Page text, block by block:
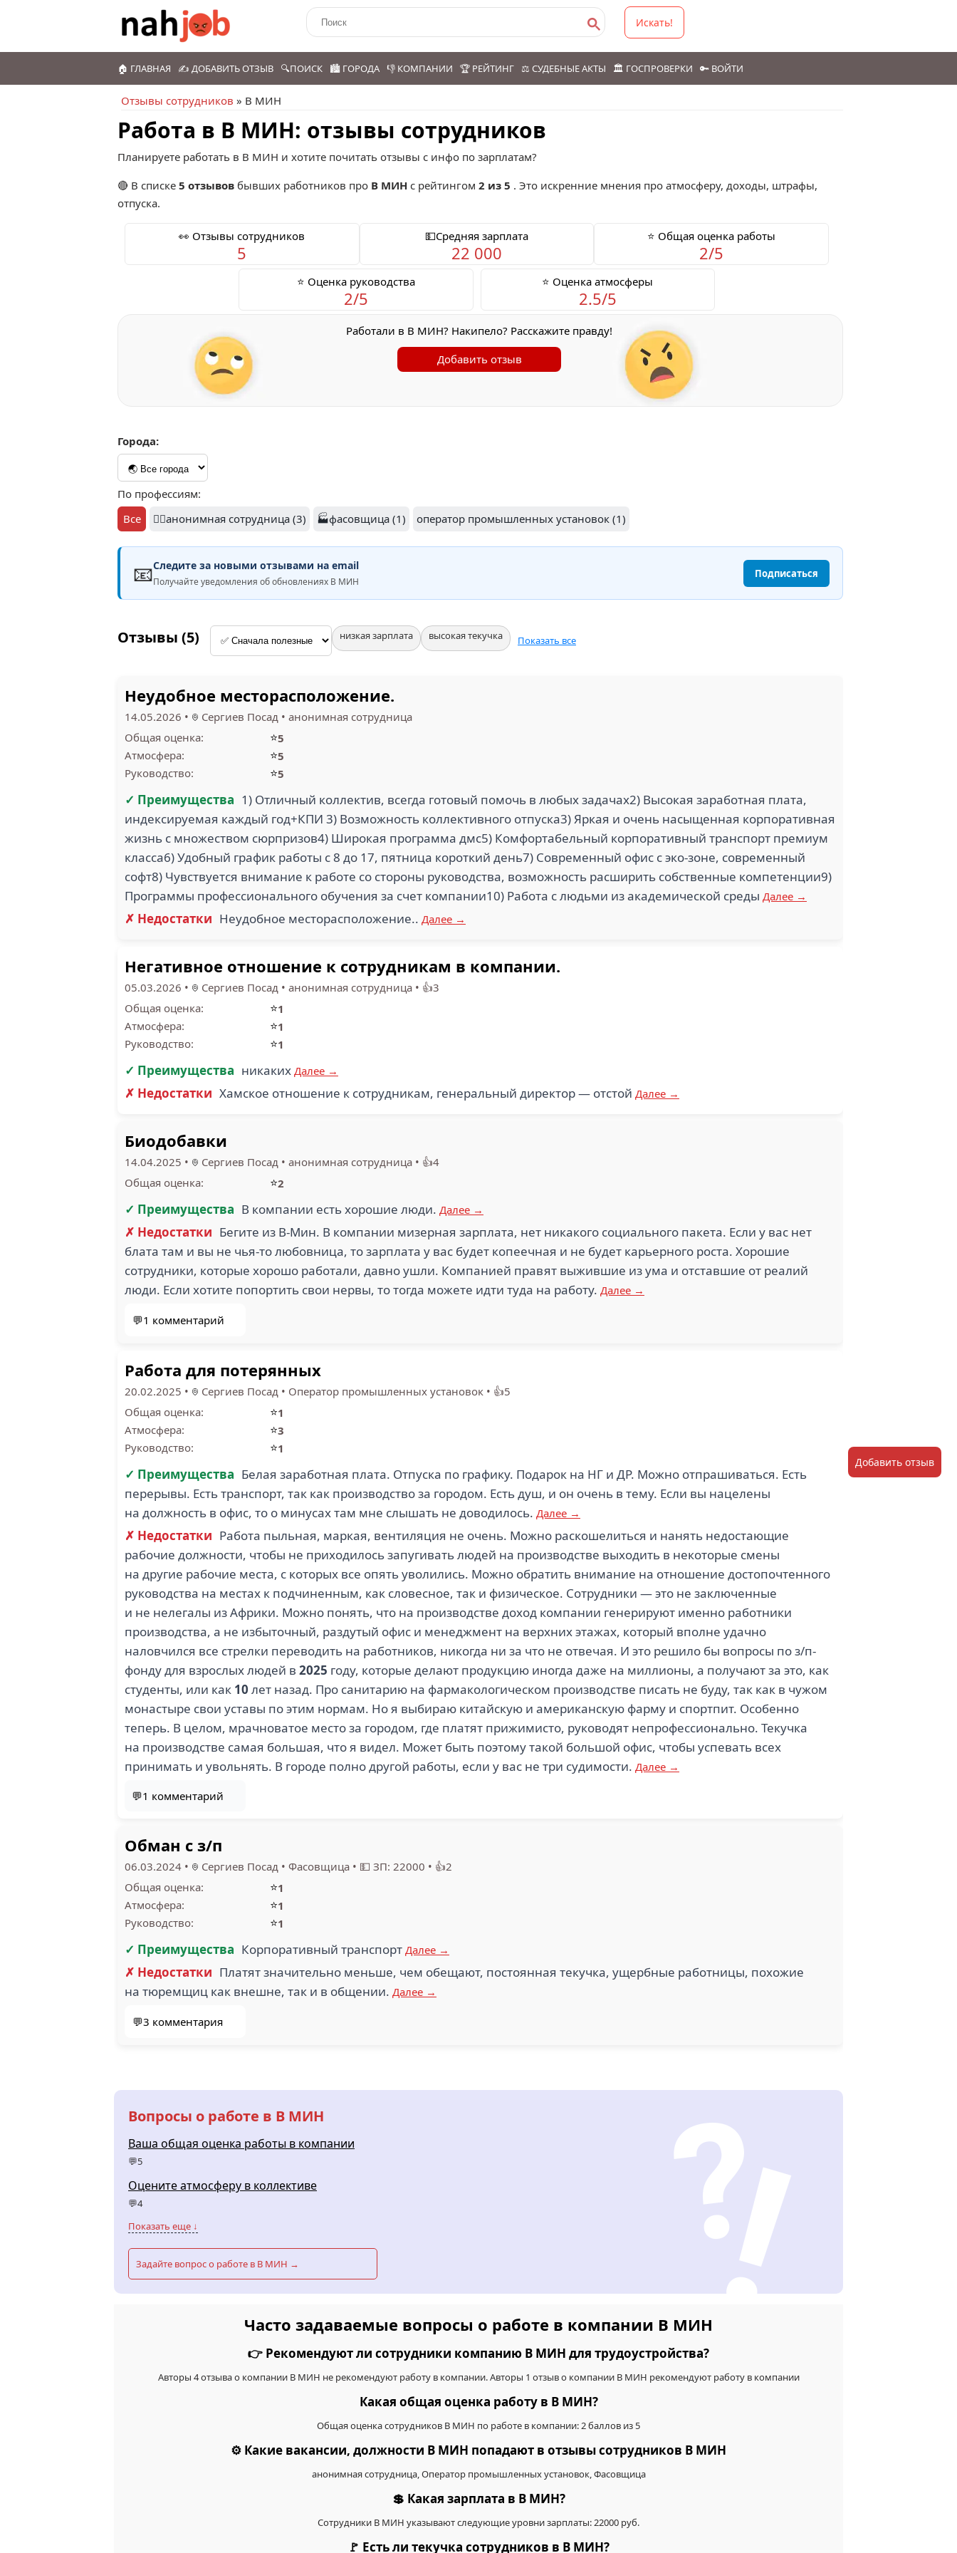
Искать!
🏠 ГЛАВНАЯ ✍️ ДОБАВИТЬ ОТЗЫВ 🔍ПОИСК 🏙️ ГОРОДА 👎 КОМПАНИИ 🏆 РЕЙТИНГ ⚖️ СУДЕБНЫЕ АКТЫ 🏛️ ГОСПРОВЕРКИ 🔑 ВОЙТИ
Отзывы сотрудников » В МИН
Работа в В МИН: отзывы сотрудников
Планируете работать в В МИН и хотите почитать отзывы с инфо по зарплатам?
🔴 В списке 5 отзывов бывших работников про В МИН с рейтингом 2 из 5 . Это искренние мнения про атмосферу, доходы, штрафы,
отпуска.
👀 Отзывы сотрудников
5
💵Средняя зарплата
22 000
⭐ Общая оценка работы
2/5
⭐ Оценка руководства
2/5
⭐ Оценка атмосферы
2.5/5
Работали в В МИН? Накипело? Расскажите правду!
Добавить отзыв
Города:
По профессиям:
Все
🕵️‍♀️анонимная сотрудница (3) 🏭фасовщица (1) оператор промышленных установок (1)
📧Следите за новыми отзывами на email
Получайте уведомления об обновлениях В МИН
Подписаться
Отзывы (5) низкая зарплата высокая текучка Показать все
Неудобное месторасположение.
14.05.2026 • Сергиев Посад • анонимная сотрудница
Общая оценка:
⭐5
Атмосфера:
⭐5
Руководство:
⭐5
✓ Преимущества 1) Отличный коллектив, всегда готовый помочь в любых задачах2) Высокая заработная плата,
индексируемая каждый год+КПИ 3) Возможность коллективного отпуска3) Яркая и очень насыщенная корпоративная
жизнь с множеством сюрпризов4) Широкая программа дмс5) Комфортабельный корпоративный транспорт премиум
класса6) Удобный график работы с 8 до 17, пятница короткий день7) Современный офис с эко-зоне, современный
софт8) Чувствуется внимание к работе со стороны руководства, возможность расширить собственные компетенции9)
Программы профессионального обучения за счет компании10) Работа с людьми из академической среды Далее →
✗ Недостатки Неудобное месторасположение.. Далее →
Негативное отношение к сотрудникам в компании.
05.03.2026 • Сергиев Посад • анонимная сотрудница • 👍3
Общая оценка:
⭐1
Атмосфера:
⭐1
Руководство:
⭐1
✓ Преимущества никаких Далее →
✗ Недостатки Хамское отношение к сотрудникам, генеральный директор — отстой Далее →
Биодобавки
14.04.2025 • Сергиев Посад • анонимная сотрудница • 👍4
Общая оценка:
⭐2
✓ Преимущества В компании есть хорошие люди. Далее →
✗ Недостатки Бегите из В-Мин. В компании мизерная зарплата, нет никакого социального пакета. Если у вас нет
блата там и вы не чья-то любовница, то зарплата у вас будет копеечная и не будет карьерного роста. Хорошие
сотрудники, которые хорошо работали, давно ушли. Компанией правят выжившие из ума и отставшие от реалий
люди. Если хотите попортить свои нервы, то тогда можете идти туда на работу. Далее →
💬1 комментарий
Работа для потерянных
20.02.2025 • Сергиев Посад • Оператор промышленных установок • 👍5
Общая оценка:
⭐1
Атмосфера:
⭐3
Руководство:
⭐1
✓ Преимущества Белая заработная плата. Отпуска по графику. Подарок на НГ и ДР. Можно отпрашиваться. Есть
перерывы. Есть транспорт, так как производство за городом. Есть душ, и он очень в тему. Если вы нацелены
на должность в офис, то о минусах там мне слышать не доводилось. Далее →
✗ Недостатки Работа пыльная, маркая, вентиляция не очень. Можно раскошелиться и нанять недостающие
рабочие должности, чтобы не приходилось запугивать людей на производстве выходить в некоторые смены
на другие рабочие места, с которых все опять уволились. Можно обратить внимание на отношение достопочтенного
руководства на местах к подчиненным, как словесное, так и физическое. Сотрудники — это не заключенные
и не нелегалы из Африки. Можно понять, что на производстве доход компании генерируют именно работники
производства, а не избыточный, раздутый офис и менеджмент на верхних этажах, который вполне удачно
наловчился все стрелки переводить на работников, никогда ни за что не отвечая. И это решило бы вопросы по з/п-
фонду для взрослых людей в 2025 году, которые делают продукцию иногда даже на миллионы, а получают за это, как
студенты, или как 10 лет назад. Про санитарию на фармакологическом производстве писать не буду, так как в чужом
монастыре свои уставы по этим нормам. Но я выбираю китайскую и американскую фарму и спортпит. Особенно
теперь. В целом, мрачноватое место за городом, где платят прижимисто, руководят непрофессионально. Текучка
на производстве самая большая, что я видел. Может быть поэтому такой большой офис, чтобы успевать всех
принимать и увольнять. В городе полно другой работы, если у вас не три судимости. Далее →
💬1 комментарий
Обман с з/п
06.03.2024 • Сергиев Посад • Фасовщица • 💵 ЗП: 22000 • 👍2
Общая оценка:
⭐1
Атмосфера:
⭐1
Руководство:
⭐1
✓ Преимущества Корпоративный транспорт Далее →
✗ Недостатки Платят значительно меньше, чем обещают, постоянная текучка, ущербные работницы, похожие
на тюремщиц как внешне, так и в общении. Далее →
💬3 комментария
Вопросы о работе в В МИН
Ваша общая оценка работы в компании
💬5
Оцените атмосферу в коллективе
💬4
Показать еще ↓
Задайте вопрос о работе в В МИН →
Часто задаваемые вопросы о работе в компании В МИН
👉 Рекомендуют ли сотрудники компанию В МИН для трудоустройства?
Авторы 4 отзыва о компании В МИН не рекомендуют работу в компании. Авторы 1 отзыв о компании В МИН рекомендуют работу в компании
Какая общая оценка работу в В МИН?
Общая оценка сотрудников В МИН по работе в компании: 2 баллов из 5
⚙️ Какие вакансии, должности В МИН попадают в отзывы сотрудников В МИН
анонимная сотрудница, Оператор промышленных установок, Фасовщица
💲 Какая зарплата в В МИН?
Сотрудники В МИН указывают следующие уровни зарплаты: 22000 руб.
🚩 Есть ли текучка сотрудников в В МИН?
Добавить отзыв